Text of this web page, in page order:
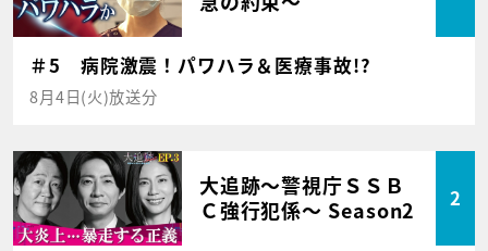
＃5 病院激震！パワハラ＆医療事故!?
8月4日(火)放送分
大追跡～警視庁ＳＳＢ
Ｃ強行犯係～ Season2
2